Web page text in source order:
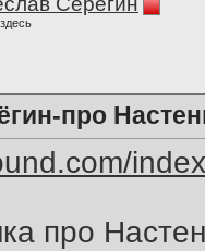
про
про